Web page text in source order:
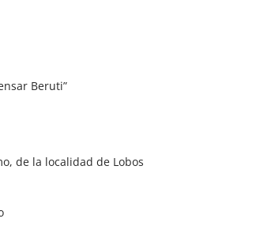
Beruti”
de la localidad de Lobos